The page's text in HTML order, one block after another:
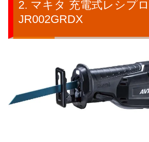
マキタ 充電式レシプ
JR002GRDX